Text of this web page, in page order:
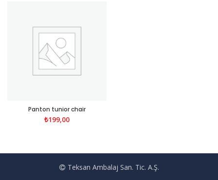
Panton tunior chair
₺199,00
Teksan Ambalaj San. Tic. A.Ş.